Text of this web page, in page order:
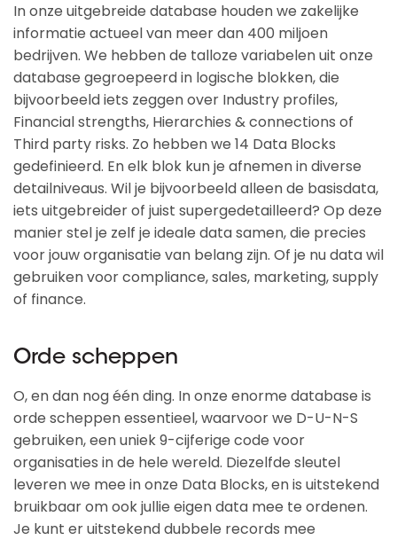
In onze uitgebreide database houden we zakelijke
informatie actueel van meer dan 400 miljoen
bedrijven. We hebben de talloze variabelen uit onze
database gegroepeerd in logische blokken, die
bijvoorbeeld iets zeggen over Industry profiles,
Financial strengths, Hierarchies & connections of
Third party risks. Zo hebben we 14 Data Blocks
gedefinieerd. En elk blok kun je afnemen in diverse
detailniveaus. Wil je bijvoorbeeld alleen de basisdata,
iets uitgebreider of juist supergedetailleerd? Op deze
manier stel je zelf je ideale data samen, die precies
voor jouw organisatie van belang zijn. Of je nu data wil
gebruiken voor compliance, sales, marketing, supply
of finance.
Orde scheppen
O, en dan nog één ding. In onze enorme database is
orde scheppen essentieel, waarvoor we D-U-N-S
gebruiken, een uniek 9-cijferige code voor
organisaties in de hele wereld. Diezelfde sleutel
leveren we mee in onze Data Blocks, en is uitstekend
bruikbaar om ook jullie eigen data mee te ordenen.
Je kunt er uitstekend dubbele records mee